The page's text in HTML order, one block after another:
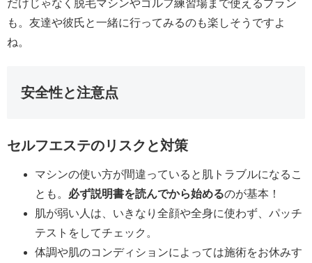
だけじゃなく脱毛マシンやゴルフ練習場まで使えるプラン
も。友達や彼氏と一緒に行ってみるのも楽しそうですよ
ね。
安全性と注意点
セルフエステのリスクと対策
マシンの使い方が間違っていると肌トラブルになるこ
とも。 必ず説明書を読んでから始めるのが基本！
肌が弱い人は、いきなり全顔や全身に使わず、パッチ
テストをしてチェック。
体調や肌のコンディションによっては施術をお休みす